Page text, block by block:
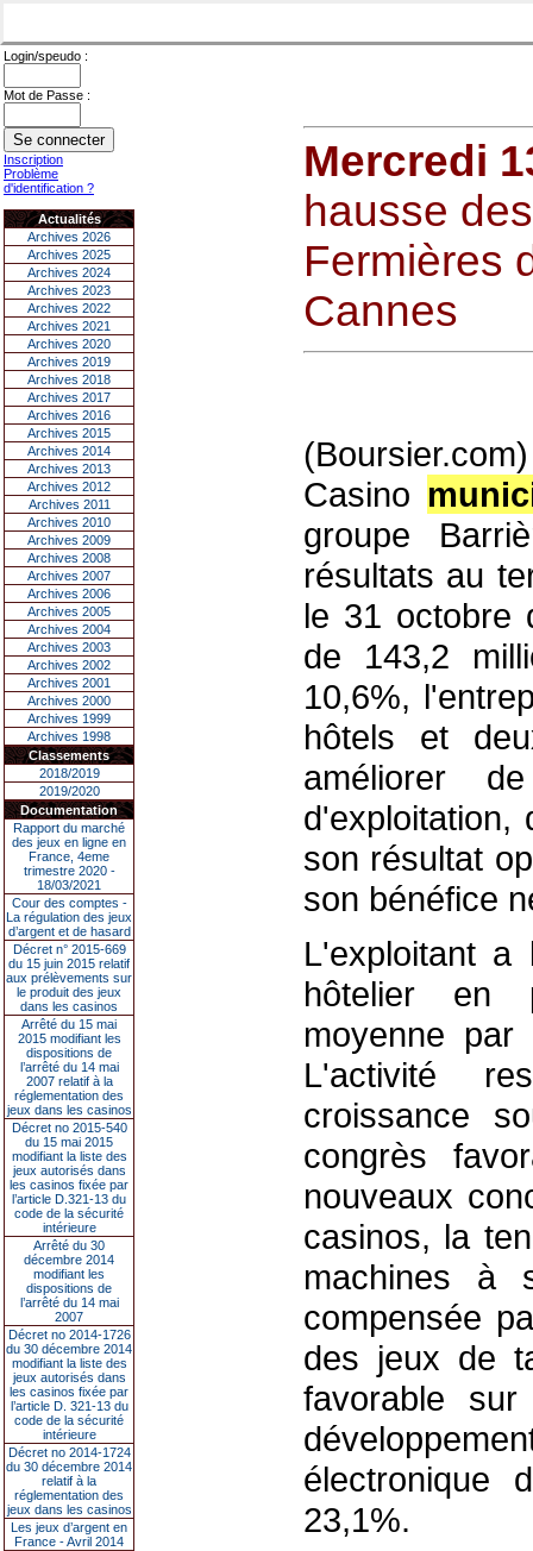
Login/speudo :
Mot de Passe :
Inscription
Problème
d'identification ?
Actualités
Archives 2026
Archives 2025
Archives 2024
Archives 2023
Archives 2022
Archives 2021
Archives 2020
Archives 2019
Archives 2018
Archives 2017
Archives 2016
Archives 2015
Archives 2014
Archives 2013
Archives 2012
Archives 2011
Archives 2010
Archives 2009
Archives 2008
Archives 2007
Archives 2006
Archives 2005
Archives 2004
Archives 2003
Archives 2002
Archives 2001
Archives 2000
Archives 1999
Archives 1998
Classements
2018/2019
2019/2020
Documentation
Rapport du marché
des jeux en ligne en
France, 4eme
trimestre 2020 -
18/03/2021
Cour des comptes -
La régulation des jeux
d’argent et de hasard
Décret n° 2015-669
du 15 juin 2015 relatif
aux prélèvements sur
le produit des jeux
dans les casinos
Arrêté du 15 mai
2015 modifiant les
dispositions de
l’arrêté du 14 mai
2007 relatif à la
réglementation des
jeux dans les casinos
Décret no 2015-540
du 15 mai 2015
modifiant la liste des
jeux autorisés dans
les casinos fixée par
l’article D.321-13 du
code de la sécurité
intérieure
Arrêté du 30
décembre 2014
modifiant les
dispositions de
l’arrêté du 14 mai
2007
Décret no 2014-1726
du 30 décembre 2014
modifiant la liste des
jeux autorisés dans
les casinos fixée par
l’article D. 321-13 du
code de la sécurité
intérieure
Décret no 2014-1724
du 30 décembre 2014
relatif à la
réglementation des
jeux dans les casinos
Les jeux d’argent en
France - Avril 2014
Mercredi
hausse
Fermières
Cannes
Casino
groupe
résultats au
le 31 octobre
de 143,2
10,6%,
hôtels et
améliorer
son résultat
son bénéfice
L'exploitant a
hôtelier en
moyenne
L'activité
croissance
congrès
nouveaux
casinos, la
machines à
compensée
des jeux de
favorable
électronique
23,1%.